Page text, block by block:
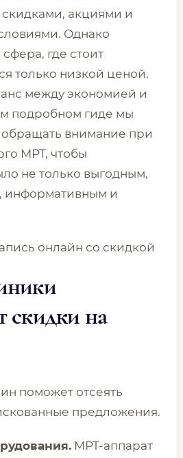
акциями и
Однако
где стоит
только низкой ценой.
между экономией и
подробном гиде мы
обращать внимание при
МРТ, чтобы
не только выгодным,
информативным и
онлайн со скидкой
скидки на
поможет отсеять
предложения.
МРТ-аппарат